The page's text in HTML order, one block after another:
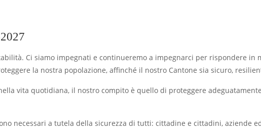
Ci siamo impegnati e continueremo a impegnarci per rispondere in
la nostra popolazione, affinché il nostro Cantone sia sicuro,
vita quotidiana, il nostro compito è quello di proteggere
necessari a tutela della sicurezza di tutti: cittadine e cittadini, aziende